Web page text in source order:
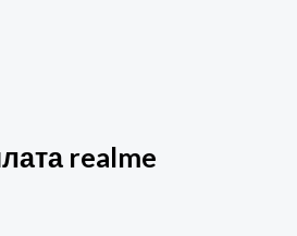
realme